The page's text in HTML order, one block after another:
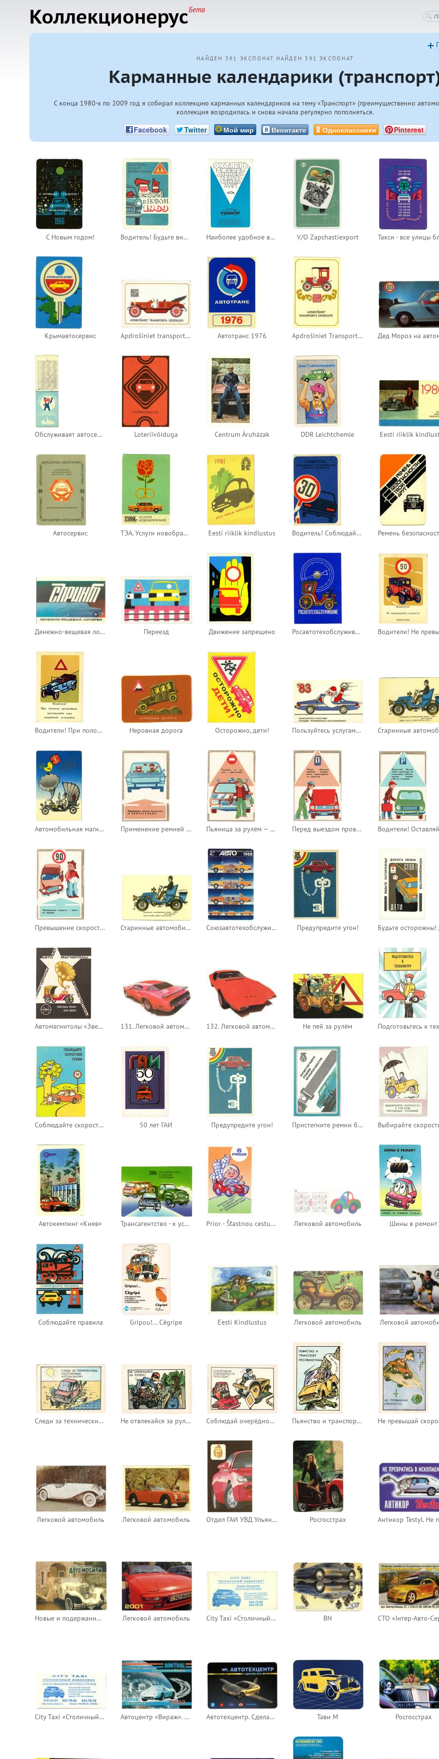
КоллекционерусБета
НАЙДЕН 391 ЭКСПОНАТ НАЙДЕН 391 ЭКСПОНАТ
Карманные календарики
С конца 1980-хпо 2009 год я собирал коллекцию карманных календариков на тему «Транспорт» (преимущественно
коллекция возродилась и снова начала регулярно пополняться.
Facebook Twitter Мой мир Вконтакте Одноклассники Pinterest
С Новым годом! Водитель! Будьте внимательны в новом 1969 году! Наиболее удобное время для ремонта автомобиля на станциях объединения «Мосавтотехобслуживание» V/O Zapchastiexport
Крымавтосервис Apdrošiniet transporta līdzekļus! Автотранс 1976 Apdrošiniet Transporta Līdzekļus!
Обслуживает автосервис Loteriivõiduga Centrum Áruházak DDR Leichtchemie Eesti riiklik
Автосервис ТЭА. Услуги новобрачным Eesti riiklik kindlustus Водитель! Соблюдайте установленную скорость движения
Денежно-вещевая лотерея «Спринт» Переезд Движение запрещено Росавтотехобслуживание
Водители! При поломке автомобиля выставляйте знак аварийной остановки Неровная дорога Осторожно, дети! Пользуйтесь услугами станций технического обслуживания!
Автомобильная магнитола АМ-302 Стерео Применение ремней безопасности обязательно Пьяница за рулём — преступник Перед выездом проверь исправность транспортного средства
Превышение скорости — причина аварий Старинные автомобили (календарь на 25 лет) - Швейцарская самодвижущаяся карета Союзавтотехобслуживание Предупредите угон!
Автомагнитолы «Звезда-204С» и «АМ-302С» 131. Легковой автомобиль 132. Легковой автомобиль Не пей за рулём
Соблюдайте скоростной режим 50 лет ГАИ Предупредите угон! Пристегните ремни безопасности
Автокемпинг «Киев» Трансагентство - к услугам населения Prior - Šťastnou cestu za nákupy do jihomoravských obchodních domů Легковой автомобиль Шины в ремонт
Соблюдайте правила Gripou!... Cêgripe Eesti Kindlustus Легковой автомобиль Легковой
Следи за техническим состоянием автомобиля! Не отвлекайся за рулём! Соблюдай очерёдность проезда! Пьянство и транспорт несовместимы!
Легковой автомобиль Легковой автомобиль Отдел ГАИ УВД Ульяновской области - Красный автомобиль Росгосстрах
Новые и подержанные автомобили Легковой автомобиль City Taxi «Столичный извозчик» BN
City Taxi «Столичный извозчик» Автоцентр «Вираж». Антикоррозийная обработка Dinitrol Автотехцентр. Сделаем всё! Тави М Росгосстрах